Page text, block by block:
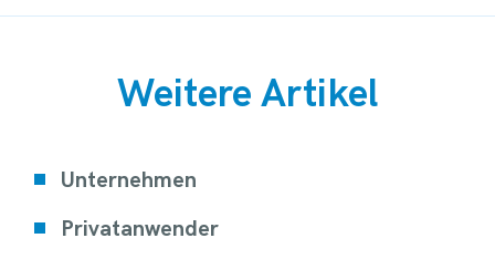
Weitere Artikel
Unternehmen
Privatanwender